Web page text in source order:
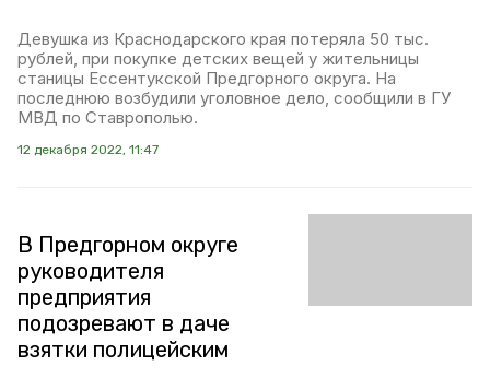
Девушка из Краснодарского края потеряла 50 тыс.
рублей, при покупке детских вещей у жительницы
станицы Ессентукской Предгорного округа. На
последнюю возбудили уголовное дело, сообщили в ГУ
МВД по Ставрополью.
12 декабря 2022, 11:47
В Предгорном округе
руководителя
предприятия
подозревают в даче
взятки полицейским